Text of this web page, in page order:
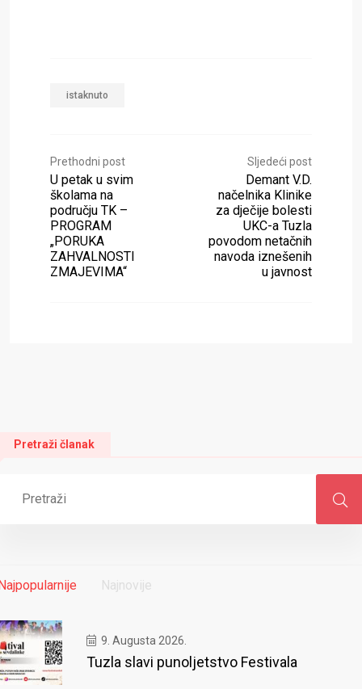
istaknuto
Prethodni post
U petak u svim
školama na
području TK –
PROGRAM
„PORUKA
ZAHVALNOSTI
ZMAJEVIMA“
Sljedeći post
Demant V.D.
načelnika Klinike
za dječije bolesti
UKC-a Tuzla
povodom netačnih
navoda iznešenih
u javnost
Pretraži članak
Najnovije
9. Augusta 2026.
Tuzla slavi punoljetstvo Festivala